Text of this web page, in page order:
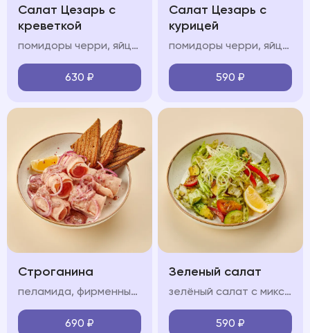
Салат Цезарь с
креветкой
помидоры черри, яйцо всмятку, креветки, соус «цезарь», зерновые крутоны
630 ₽
Салат Цезарь с
курицей
помидоры черри, яйцо всмятку, курица, соус «цезарь», зерновые крутоны
590 ₽
Строганина
пеламида, фирменный соус, красный лук, лимон, тост из черного хлеба
690 ₽
Зеленый салат
зелёный салат с миксом салата, огурцом, болгарским перцем, сельдереем, авокадо, черри и соусом песто
590 ₽